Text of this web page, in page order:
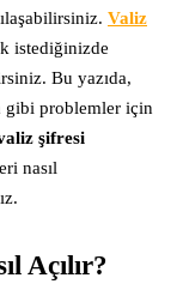
Valiz
istediğinizde
Bu yazıda,
gibi problemler için
şifresi
nasıl
Açılır?